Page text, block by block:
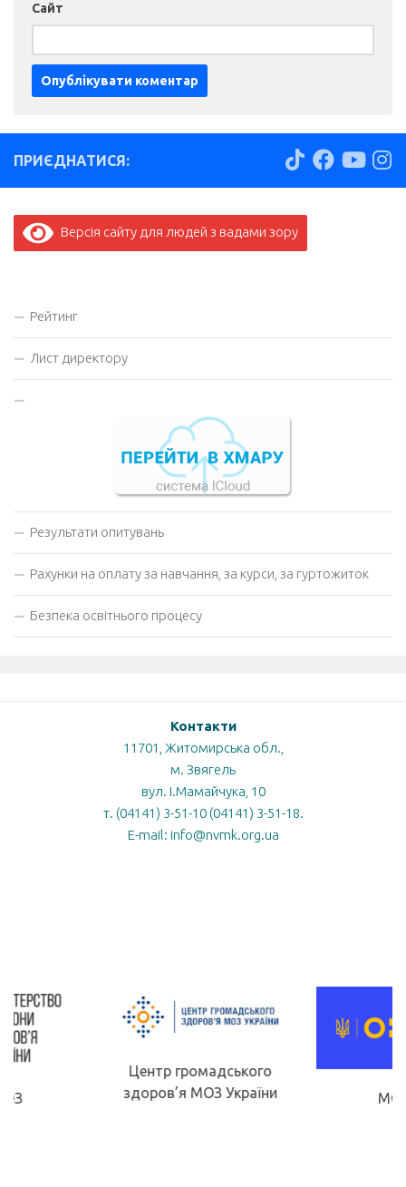
Сайт
ПРИЄДНАТИСЯ:
Версія сайту для людей з вадами зору
Рейтинг
Лист директору
Результати опитувань
Рахунки на оплату за навчання, за курси, за гуртожиток
Безпека освітнього процесу
Контакти
11701, Житомирська обл.,
м. Звягель
вул. І.Мамайчука, 10
т. (04141) 3-51-10 (04141) 3-51-18.
E-mail: info@nvmk.org.ua
Центр громадського
здоров’я МОЗ України